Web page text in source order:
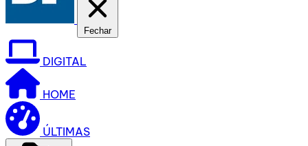
Fechar
DIGITAL
HOME
ÚLTIMAS